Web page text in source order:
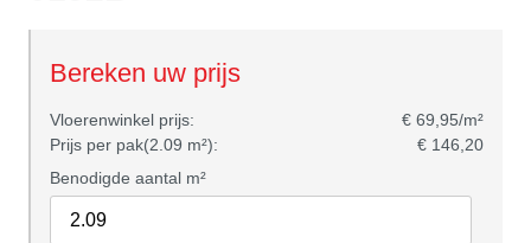
Bereken uw prijs
Vloerenwinkel prijs:
€ 69,95/m²
Prijs per pak(2.09 m²):
€ 146,20
Benodigde aantal m²